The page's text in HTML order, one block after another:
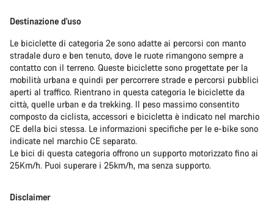
Destinazione d'uso
Le biciclette di categoria 2e sono adatte ai percorsi con manto
stradale duro e ben tenuto, dove le ruote rimangono sempre a
contatto con il terreno. Queste biciclette sono progettate per la
mobilità urbana e quindi per percorrere strade e percorsi pubblici
aperti al traffico. Rientrano in questa categoria le biciclette da
città, quelle urban e da trekking. Il peso massimo consentito
composto da ciclista, accessori e bicicletta è indicato nel marchio
CE della bici stessa. Le informazioni specifiche per le e-bike sono
indicate nel marchio CE separato.
Le bici di questa categoria offrono un supporto motorizzato fino ai
25Km/h. Puoi superare i 25km/h, ma senza supporto.
Disclaimer